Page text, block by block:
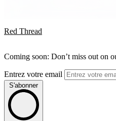
Red Thread
Coming soon: Don’t miss out on
Entrez votre email
S'abonner